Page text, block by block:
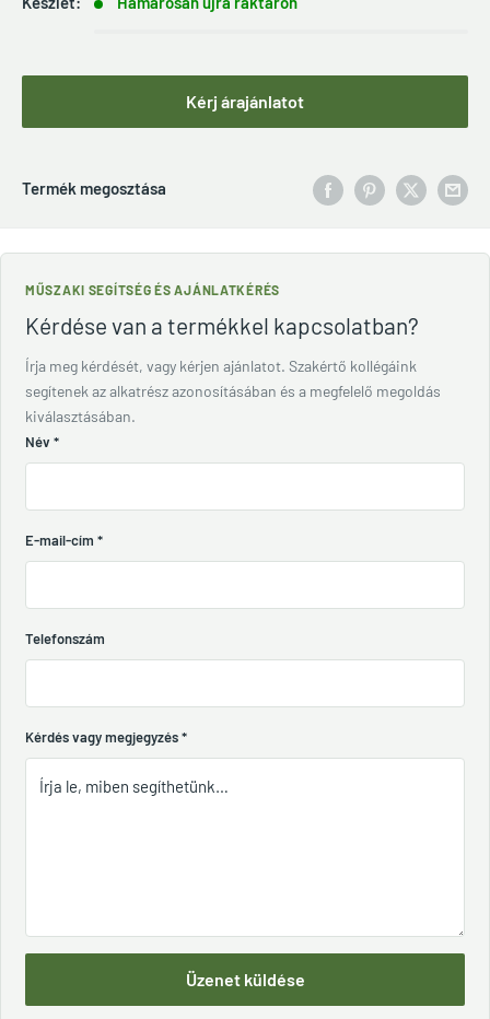
Kérj árajánlatot
Termék megosztása
MŰSZAKI SEGÍTSÉG ÉS AJÁNLATKÉRÉS
Kérdése van a termékkel kapcsolatban?
Írja meg kérdését, vagy kérjen ajánlatot. Szakértő kollégáink
segítenek az alkatrész azonosításában és a megfelelő megoldás
kiválasztásában.
Név *
E-mail-cím *
Telefonszám
Kérdés vagy megjegyzés*
Üzenet küldése